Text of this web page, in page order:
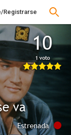
Registrarse
10
1 voto
va
Estrenada